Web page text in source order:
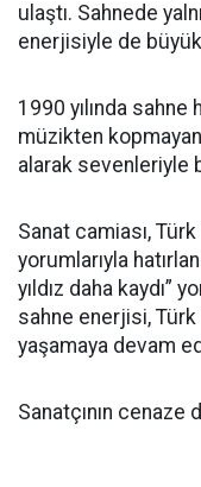
ulaştı. Sahnede
enerjisiyle de
1990 yılında sahne
müzikten
alarak sevenleriyle
Sanat camiası,
yorumlarıyla
yıldız daha kaydı”
sahne enerjisi,
yaşamaya devam
Sanatçının cenaze